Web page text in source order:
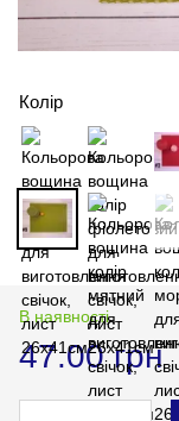
Колір
В наявності
47.00 грн